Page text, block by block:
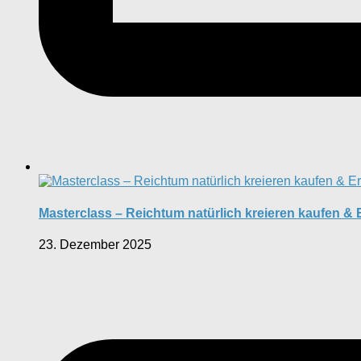
Masterclass – Reichtum natürlich kreieren kaufen &
23. Dezember 2025